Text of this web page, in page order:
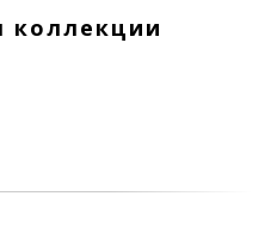
коллекции